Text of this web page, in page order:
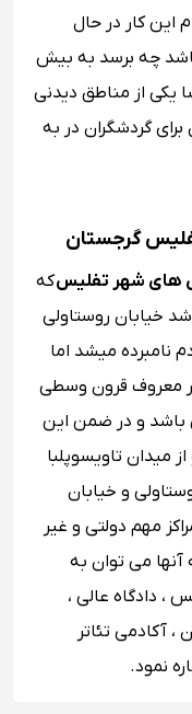
این کار در حال
چه برسد به بیش
یکی از مناطق دیدنی
گردشگران در به
گرجستان
های شهر تفلیسکه
خیابان روستاولی
نامبرده میشد اما
معروف قرون وسطی
باشد و در ضمن این
و از میدان تاویسوپلبا
و خیابان
مهم دولتی و غیر
آنها می توان به
، دادگاه عالی ،
آکادمی تئاتر
نمود.